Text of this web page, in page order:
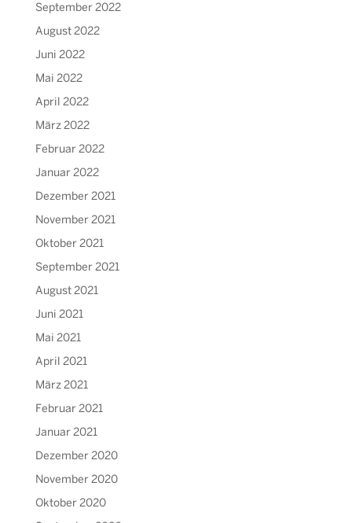
September 2022
August 2022
Juni 2022
Mai 2022
April 2022
März 2022
Februar 2022
Januar 2022
Dezember 2021
November 2021
Oktober 2021
September 2021
August 2021
Juni 2021
Mai 2021
April 2021
März 2021
Februar 2021
Januar 2021
Dezember 2020
November 2020
Oktober 2020